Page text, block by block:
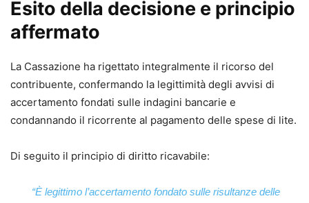
Esito della decisione e principio
affermato
La Cassazione ha rigettato integralmente il ricorso del
contribuente, confermando la legittimità degli avvisi di
accertamento fondati sulle indagini bancarie e
condannando il ricorrente al pagamento delle spese di lite.
Di seguito il principio di diritto ricavabile:
“È legittimo l’accertamento fondato sulle risultanze delle